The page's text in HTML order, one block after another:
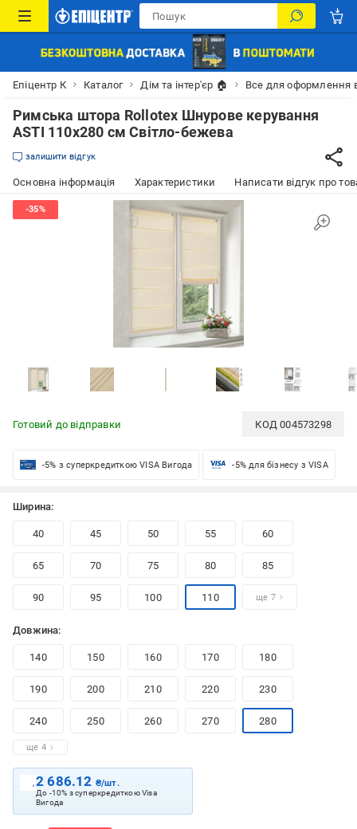
Епіцентр К Каталог Дім та інтер'єр 🏠 Все для оформлення
Римська штора Rollotex Шнурове керування
ASTI 110x280 см Світло-бежева
залишити відгук
Основна інформація Характеристики Написати відгук про
Готовий до відправки КОД004573298
-5% з суперкредиткою VISA Вигода -5% для бізнесу з VISA
Ширина:
40 45 50 55 60
65 70 75 80 85
90 95 100 110 ще 7
Довжина:
140 150 160 170 180
190 200 210 220 230
240 250 260 270 280
ще 4
2 686.12 ₴/шт.
До -10% з суперкредиткою Visa
Вигода